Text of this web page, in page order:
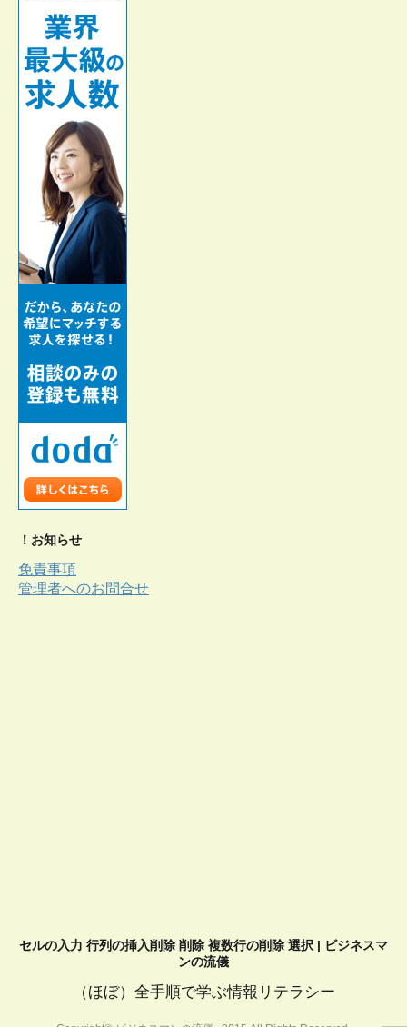
！お知らせ
免責事項
管理者へのお問合せ
セルの入力 行列の挿入削除 削除 複数行の削除 選択 | ビジネスマ
ンの流儀
（ほぼ）全手順で学ぶ情報リテラシー